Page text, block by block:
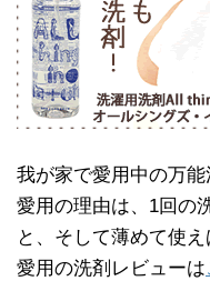
我が家で愛用中の万能
愛用の理由は、1回の
と、そして薄めて使
愛用の洗剤レビューは